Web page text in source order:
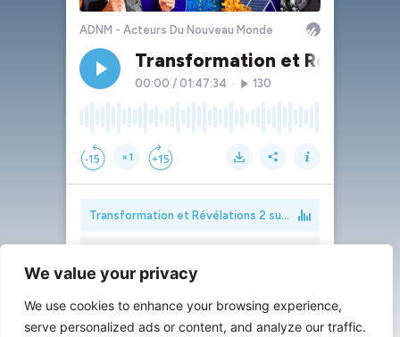
We value your privacy
We use cookies to enhance your browsing experience,
serve personalized ads or content, and analyze our traffic.